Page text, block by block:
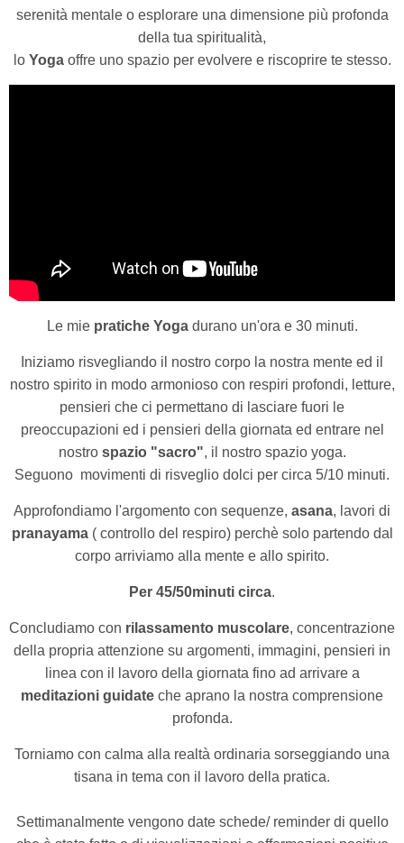
serenità mentale o esplorare una dimensione più profonda
della tua spiritualità,
lo Yogaoffre uno spazio per evolvere e riscoprire te stesso.
Le mie pratiche Yogadurano un'ora e 30 minuti.
Iniziamo risvegliando il nostro corpo la nostra mente ed il
nostro spirito in modo armonioso con respiri profondi, letture,
pensieri che ci permettano di lasciare fuori le
preoccupazioni ed i pensieri della giornata ed entrare nel
nostro spazio "sacro", il nostro spazio yoga.
Seguono movimenti di risveglio dolci per circa 5/10 minuti.
Approfondiamo l'argomento con sequenze, asana, lavori di
pranayama( controllo del respiro) perchè solo partendo dal
corpo arriviamo alla mente e allo spirito.
Per 45/50minuti circa.
Concludiamo con rilassamento muscolare, concentrazione
della propria attenzione su argomenti, immagini, pensieri in
linea con il lavoro della giornata fino ad arrivare a
meditazioni guidate che aprano la nostra comprensione
profonda.
Torniamo con calma alla realtà ordinaria sorseggiando una
tisana in tema con il lavoro della pratica.
Settimanalmente vengono date schede/ reminder di quello